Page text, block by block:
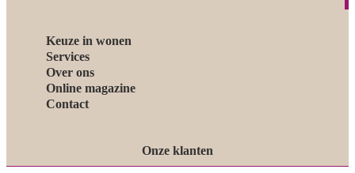
Keuze in wonen
Services
Over ons
Online magazine
Contact
Onze klanten